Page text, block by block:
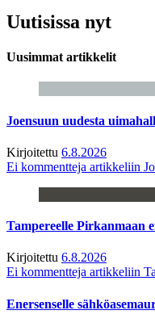
Uutisissa nyt
Uusimmat artikkelit
Joensuun uudesta
Kirjoitettu 6.8.2026
Ei kommentteja artikkeliin
Tampereelle Pirkanmaan
Kirjoitettu 6.8.2026
Ei kommentteja artikkeliin
Enersenselle